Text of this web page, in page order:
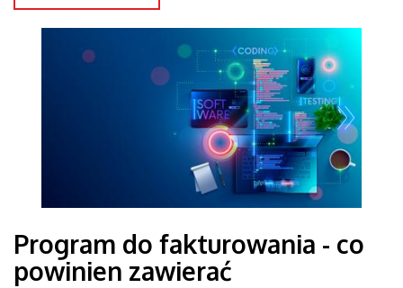
Program do fakturowania - co
powinien zawierać